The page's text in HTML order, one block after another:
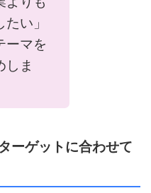
い」
ーマを
しま
ーゲットに合わせて